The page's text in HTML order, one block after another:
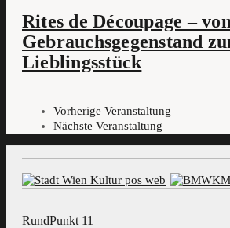
Rites de Découpage –
Gebrauchsgegenstand
Lieblingsstück
Vorherige Veranstaltung
Nächste Veranstaltung
RundPunkt 11